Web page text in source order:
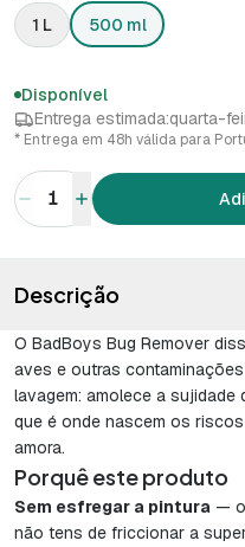
1 L
500 ml
Disponível
Entrega estimada:quarta-
* Entrega em 48h válida para
1
Descrição
O BadBoys Bug Remover
aves e outras
lavagem: amolece a sujidade
que é onde nascem os
amora.
Porquê este produto
Sem esfregar a pintura —
não tens de friccionar a